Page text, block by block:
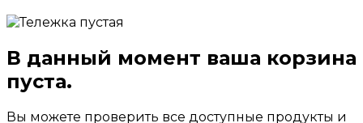
В данный момент ваша корзина
пуста.
Вы можете проверить все доступные продукты и